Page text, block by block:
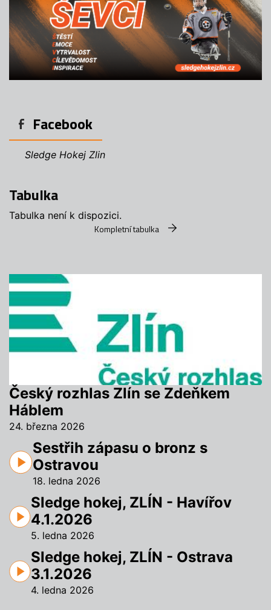
Facebook
Sledge Hokej Zlin
Tabulka
Tabulka není k dispozici.
Kompletní tabulka
Český rozhlas Zlín se Zdeňkem
Háblem
24. března 2026
Sestřih zápasu o bronz s
Ostravou
18. ledna 2026
Sledge hokej, ZLÍN - Havířov
4.1.2026
5. ledna 2026
Sledge hokej, ZLÍN - Ostrava
3.1.2026
4. ledna 2026